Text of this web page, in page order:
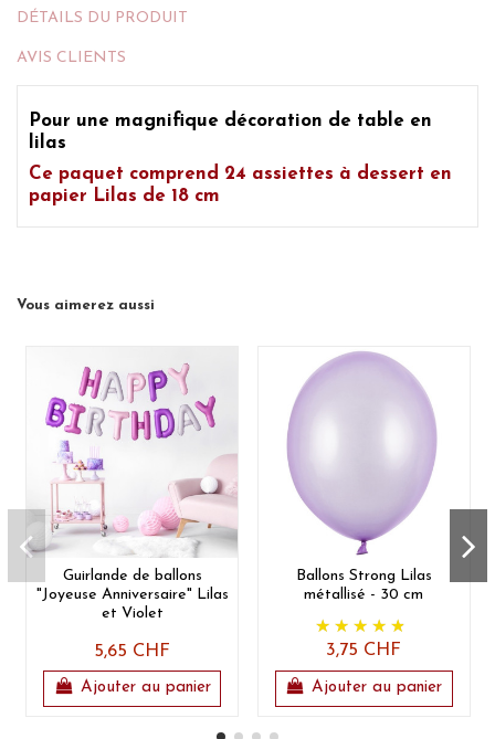
DÉTAILS DU PRODUIT
AVIS CLIENTS
Pour une magnifique décoration de table en
lilas
Ce paquet comprend 24 assiettes à dessert en
papier Lilas de 18 cm
Vous aimerez aussi
Guirlande de ballons
"Joyeuse Anniversaire" Lilas
et Violet
5,65 CHF
Ajouter au panier
Ballons Strong Lilas
métallisé - 30 cm
3,75 CHF
Ajouter au panier